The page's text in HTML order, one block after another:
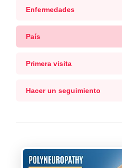
Enfermedades
País
Primera visita
Hacer un seguimiento